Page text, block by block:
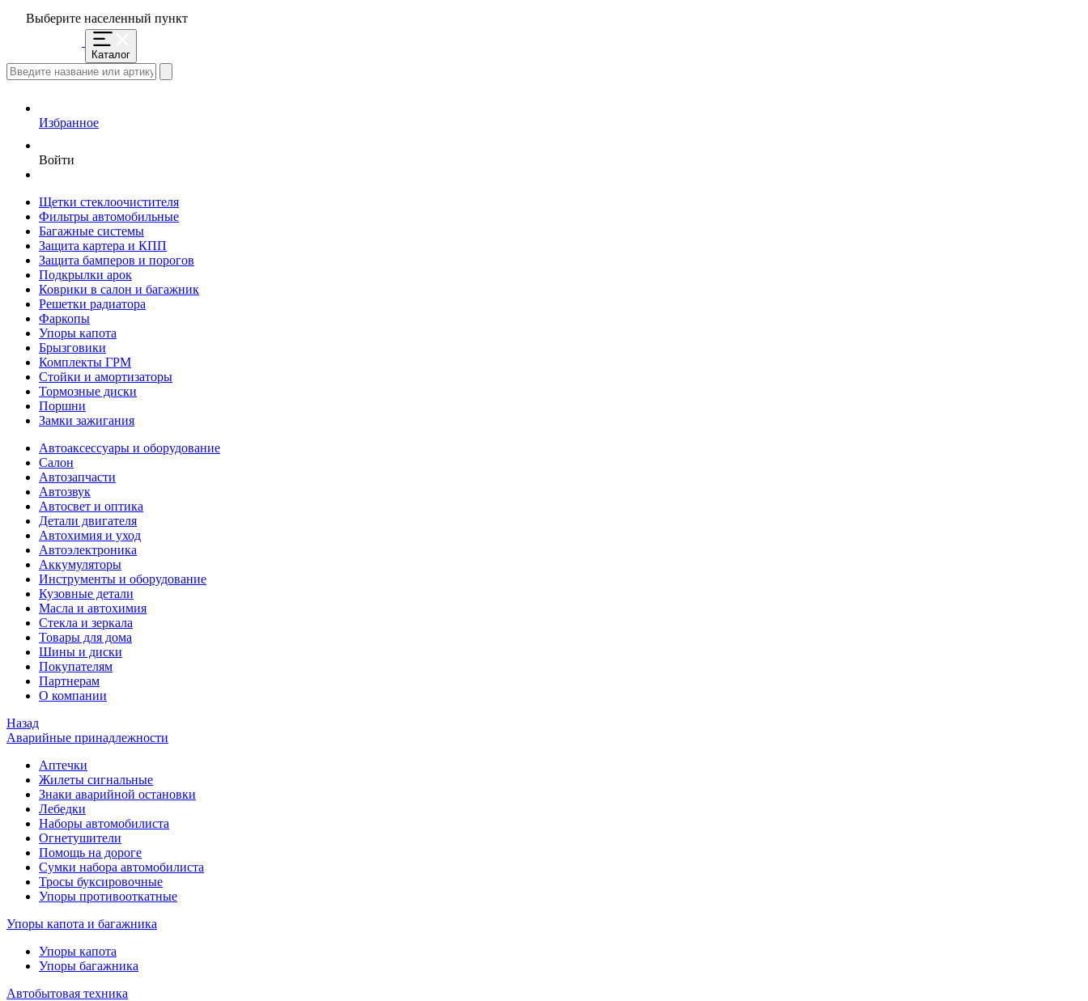
Выберите населенный пункт
Каталог
Избранное
Войти
Щетки стеклоочистителя
Фильтры автомобильные
Багажные системы
Защита картера и КПП
Защита бамперов и порогов
Подкрылки арок
Коврики в салон и багажник
Решетки радиатора
Фаркопы
Упоры капота
Брызговики
Комплекты ГРМ
Стойки и амортизаторы
Тормозные диски
Поршни
Замки зажигания
Автоаксессуары и оборудование
Салон
Автозапчасти
Автозвук
Автосвет и оптика
Детали двигателя
Автохимия и уход
Автоэлектроника
Аккумуляторы
Инструменты и оборудование
Кузовные детали
Масла и автохимия
Стекла и зеркала
Товары для дома
Шины и диски
Покупателям
Партнерам
О компании
Назад
Аварийные принадлежности
Аптечки
Жилеты сигнальные
Знаки аварийной остановки
Лебедки
Наборы автомобилиста
Огнетушители
Помощь на дороге
Сумки набора автомобилиста
Тросы буксировочные
Упоры противооткатные
Упоры капота и багажника
Упоры капота
Упоры багажника
Автобытовая техника